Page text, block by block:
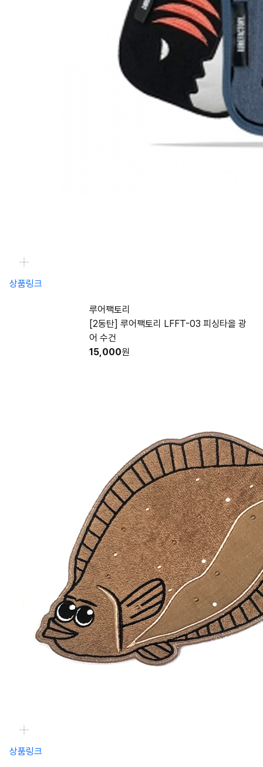
상품링크
루어팩토리
[2동탄] 루어팩토리 LFFT-03 피싱타올 광
어 수건
15,000원
상품링크